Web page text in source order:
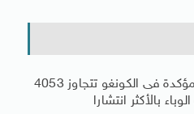
حالات إيبولا المؤكدة فى الكونغو تتجاوز 4053
بالأكثر انتشارا